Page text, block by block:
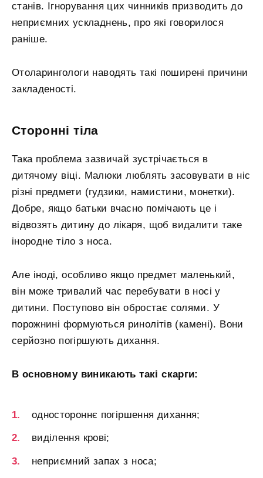
станів. Ігнорування цих чинників призводить до
неприємних ускладнень, про які говорилося
раніше.
Отоларингологи наводять такі поширені причини
закладеності.
Сторонні тіла
Така проблема зазвичай зустрічається в
дитячому віці. Малюки люблять засовувати в ніс
різні предмети (гудзики, намистини, монетки).
Добре, якщо батьки вчасно помічають це і
відвозять дитину до лікаря, щоб видалити таке
інородне тіло з носа.
Але іноді, особливо якщо предмет маленький,
він може тривалий час перебувати в носі у
дитини. Поступово він обростає солями. У
порожнині формуються ринолітів (камені). Вони
серйозно погіршують дихання.
В основному виникають такі скарги:
одностороннє погіршення дихання;
виділення крові;
неприємний запах з носа;